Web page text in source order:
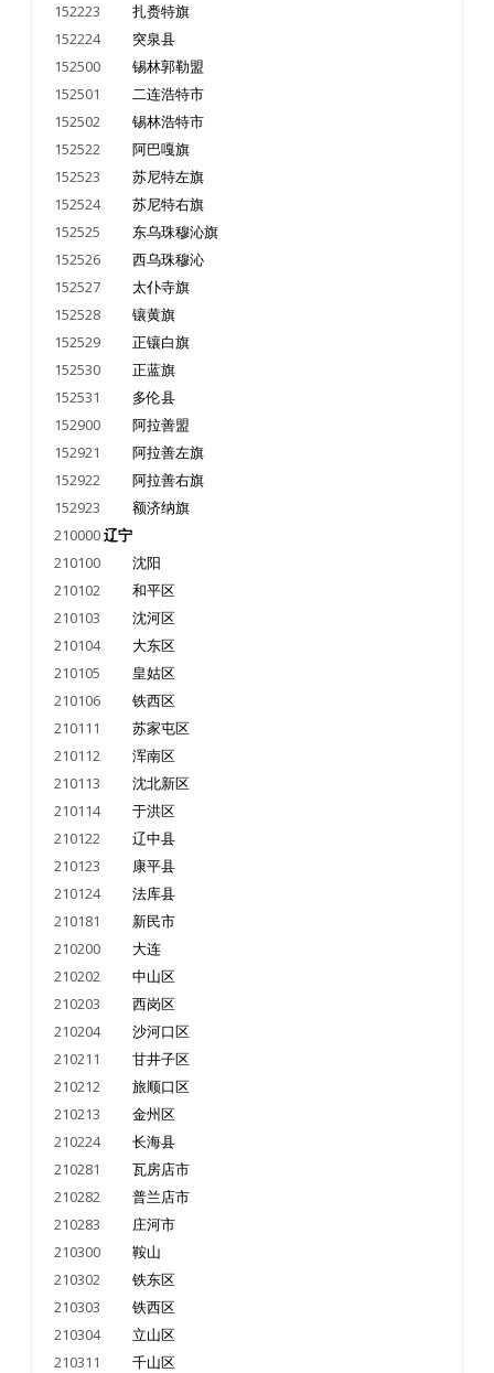
152223 扎赉特旗
152224 突泉县
152500 锡林郭勒盟
152501 二连浩特市
152502 锡林浩特市
152522 阿巴嘎旗
152523 苏尼特左旗
152524 苏尼特右旗
152525 东乌珠穆沁旗
152526 西乌珠穆沁
152527 太仆寺旗
152528 镶黄旗
152529 正镶白旗
152530 正蓝旗
152531 多伦县
152900 阿拉善盟
152921 阿拉善左旗
152922 阿拉善右旗
152923 额济纳旗
210000 辽宁
210100 沈阳
210102 和平区
210103 沈河区
210104 大东区
210105 皇姑区
210106 铁西区
210111 苏家屯区
210112 浑南区
210113 沈北新区
210114 于洪区
210122 辽中县
210123 康平县
210124 法库县
210181 新民市
210200 大连
210202 中山区
210203 西岗区
210204 沙河口区
210211 甘井子区
210212 旅顺口区
210213 金州区
210224 长海县
210281 瓦房店市
210282 普兰店市
210283 庄河市
210300 鞍山
210302 铁东区
210303 铁西区
210304 立山区
210311 千山区